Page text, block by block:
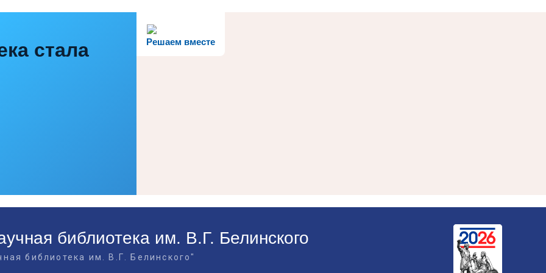
Решаем вместе
стала
библиотека им. В.Г. Белинского
библиотека им. В.Г. Белинского"